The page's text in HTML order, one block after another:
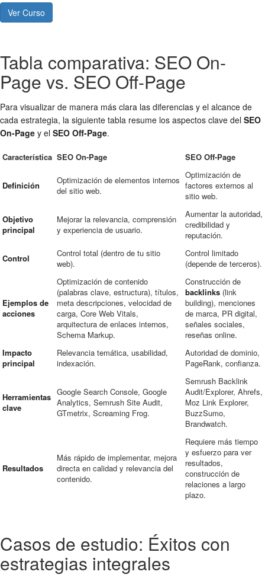
Ver Curso
Tabla comparativa: SEO On-
Page vs. SEO Off-Page
Para visualizar de manera más clara las diferencias y el alcance de
cada estrategia, la siguiente tabla resume los aspectos clave del SEO
On-Page y el SEO Off-Page.
Característica SEO On-Page SEO Off-Page
Definición
Optimización de elementos internos
del sitio web.
Optimización de
factores externos al
sitio web.
Objetivo
principal
Mejorar la relevancia, comprensión
y experiencia de usuario.
Aumentar la autoridad,
credibilidad y
reputación.
Control
Control total (dentro de tu sitio
web).
Control limitado
(depende de terceros).
Ejemplos de
acciones
Optimización de contenido
(palabras clave, estructura), títulos,
meta descripciones, velocidad de
carga, Core Web Vitals,
arquitectura de enlaces internos,
Schema Markup.
Construcción de
backlinks (link
building), menciones
de marca, PR digital,
señales sociales,
reseñas online.
Impacto
principal
Relevancia temática, usabilidad,
indexación.
Autoridad de dominio,
PageRank, confianza.
Herramientas
clave
Google Search Console, Google
Analytics, Semrush Site Audit,
GTmetrix, Screaming Frog.
Semrush Backlink
Audit/Explorer, Ahrefs,
Moz Link Explorer,
BuzzSumo,
Brandwatch.
Resultados
Más rápido de implementar, mejora
directa en calidad y relevancia del
contenido.
Requiere más tiempo
y esfuerzo para ver
resultados,
construcción de
relaciones a largo
plazo.
Casos de estudio: Éxitos con
estrategias integrales